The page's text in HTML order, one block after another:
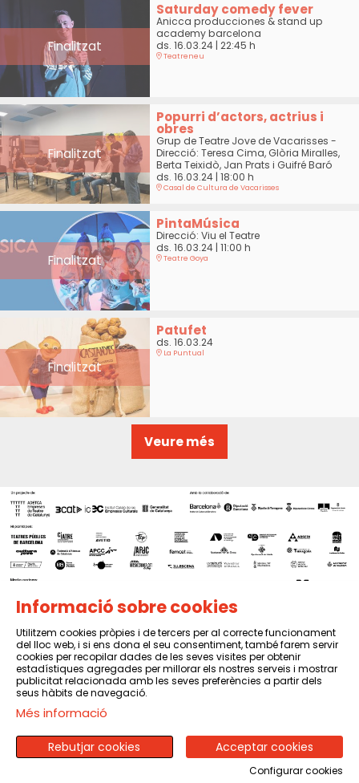
Finalitzat
Saturday comedy fever
Anicca producciones & stand up
academy barcelona
ds. 16.03.24| 22:45 h
Teatreneu
Finalitzat
Popurri d’actors, actrius i
obres
Grup de Teatre Jove de Vacarisses -
Direcció: Teresa Cima, Glòria Miralles,
Berta Teixidò, Jan Prats i Guifré Baró
ds. 16.03.24| 18:00 h
Casal de Cultura de Vacarisses
Finalitzat
PintaMúsica
Direcció: Viu el Teatre
ds. 16.03.24| 11:00 h
Teatre Goya
Finalitzat
Patufet
ds. 16.03.24
La Puntual
Veure més
Sitemap | Avís Legal | Política de privacitat | Contactar
Informació sobre cookies
Utilitzem cookies pròpies i de tercers per al correcte funcionament
del lloc web, i si ens dona el seu consentiment, també farem servir
cookies per recopilar dades de les seves visites per obtenir
estadístiques agregades per millorar els nostres serveis i mostrar
publicitat relacionada amb les seves preferències a partir dels
seus hàbits de navegació.
Més informació
Acceptar cookies
Rebutjar cookies
Configurar cookies